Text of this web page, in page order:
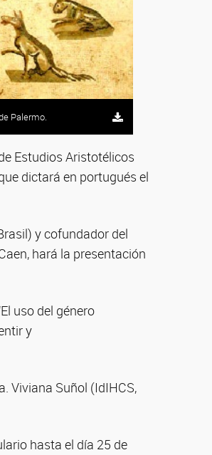
Palermo.
Estudios Aristotélicos
dictará en portugués el
y cofundador del
hará la presentación
uso del género
y
Viviana Suñol (IdIHCS,
hasta el día 25 de